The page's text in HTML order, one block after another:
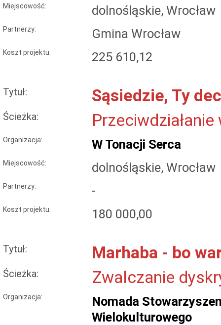
Miejscowość: dolnośląskie, Wrocław
Partnerzy: Gmina Wrocław
Koszt projektu: 225 610,12
Tytuł: Sąsiedzie, Ty
Ścieżka:
Organizacja: W Tonacji Serca
Miejscowość: dolnośląskie, Wrocław
Partnerzy: -
Koszt projektu: 180 000,00
Tytuł: Marhaba - bo
Ścieżka: Zwalczanie
Organizacja:
Nomada
Wielokulturowego